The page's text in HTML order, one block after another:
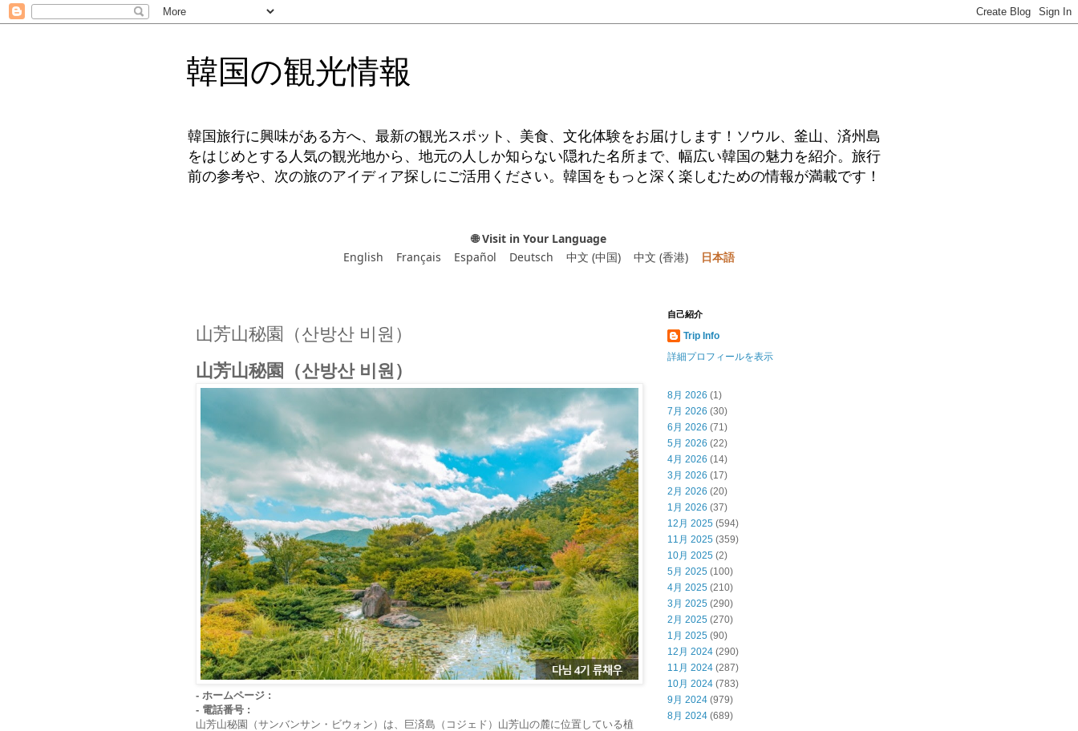
韓国の観光情報
韓国旅行に興味がある方へ、最新の観光スポット、美食、文化体験をお届けします！ソウル、釜山、済州島
をはじめとする人気の観光地から、地元の人しか知らない隠れた名所まで、幅広い韓国の魅力を紹介。旅行
前の参考や、次の旅のアイディア探しにご活用ください。韓国をもっと深く楽しむための情報が満載です！
🌐 Visit in Your Language
English
Français Español Deutsch 中文 (中国) 中文 (香港) 日本語
山芳山秘園（산방산 비원）
山芳山秘園（산방산 비원）
- ホームページ :
- 電話番号 :
山芳山秘園（サンバンサン・ビウォン）は、巨済島（コジェド）山芳山の麓に位置している植
自己紹介
Trip Info
詳細プロフィールを表示
8月 2026 (1)
7月 2026 (30)
6月 2026 (71)
5月 2026 (22)
4月 2026 (14)
3月 2026 (17)
2月 2026 (20)
1月 2026 (37)
12月 2025 (594)
11月 2025 (359)
10月 2025 (2)
5月 2025 (100)
4月 2025 (210)
3月 2025 (290)
2月 2025 (270)
1月 2025 (90)
12月 2024 (290)
11月 2024 (287)
10月 2024 (783)
9月 2024 (979)
8月 2024 (689)